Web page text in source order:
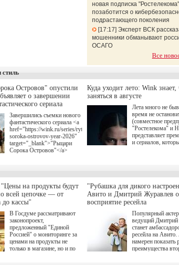
новая подписка "Ростелекома"
позаботится о
подрастающего поколения
17:17 Эксперт ВСК
мошенники обманывают
ОСАГО
Все
стиль
Островов" опустили
о завершении
сериала
Завершились съемки нового
фантастического сериала <a
href="https://wink.ru/series/rytsari-
soroka-ostrovov-year-2026"
target="_blank">"Рыцари
Сорока Островов"</a>
и НМГ) по мотивам
одноименного романа
Сергея Лукьяненко. Главные
роли в проекте исполнили
Артем Кошман, Полина
Гухман, Вероника
Устимова, Олег Савостюк,
Святослав Рогожан, Кузьма
Котрелёв, Никита
Кологривый, Елисей
Чучилин, Александра
Куда уходит лето: Wink знает,
заняться в августе
Лета много не
время не
(совместное
"Ростелекома" и
представляет
и сериалов,
href="https://
year-2026"
</a> (18+)
на экране — весь
четвергам
выходить новые
сериала, в котором
беспощадным
духе графа
занимается наша
современница.
на продукты будут
всей цепочке — от
до кассы"
В Госдуме рассматривают
законопроект,
предложенный "Единой
Россией" о мониторинге за
ценами на продукты не
только в магазине, но и по
"Рубашка для дикого
Авито и Дмитрий Журавлев
восприятие ресейла
Популярный
ведущий
станет
ресейла на Авито.
намерен показать
преимущества